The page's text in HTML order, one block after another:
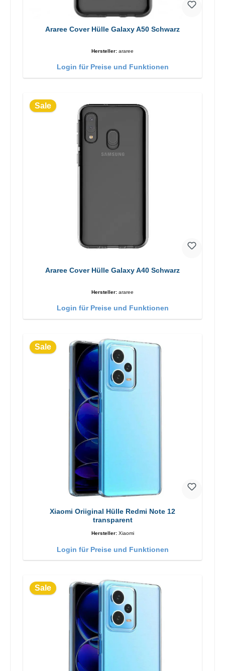
Araree Cover Hülle Galaxy A50 Schwarz
Hersteller: araree
Login für Preise und Funktionen
Sale
Araree Cover Hülle Galaxy A40 Schwarz
Hersteller: araree
Login für Preise und Funktionen
Sale
Xiaomi Oriiginal Hülle Redmi Note 12
transparent
Hersteller: Xiaomi
Login für Preise und Funktionen
Sale